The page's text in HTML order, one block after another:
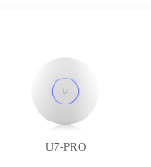
U7-PRO